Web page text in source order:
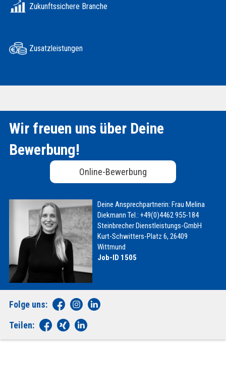
Zukunftssichere Branche
Zusatzleistungen
Wir freuen uns über Deine
Bewerbung!
Online-Bewerbung
Deine Ansprechpartnerin: Frau Melina
Diekmann Tel.: +49(0)4462 955-184
Steinbrecher Dienstleistungs-GmbH
Kurt-Schwitters-Platz 6, 26409
Wittmund
Job-ID 1505
Folge uns:
Teilen: